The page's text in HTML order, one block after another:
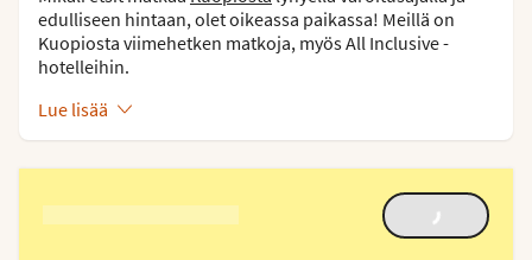
edulliseen hintaan, olet oikeassa paikassa! Meillä on
Kuopiosta viimehetken matkoja, myös All Inclusive -
hotelleihin.
Lue lisää